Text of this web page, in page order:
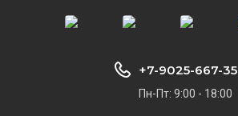
+7-9025-667-
Пн-Пт: 9:00 - 18:00